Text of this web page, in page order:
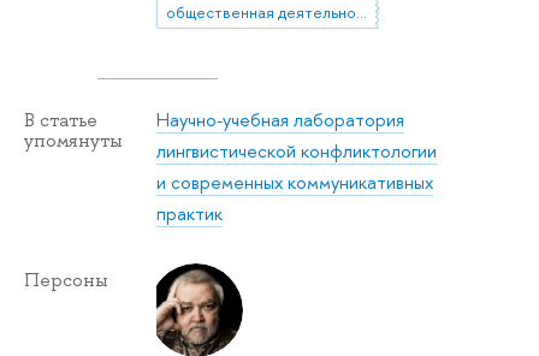
общественная деятельность
В статье
упомянуты
Научно-учебная лаборатория
лингвистической конфликтологии
и современных коммуникативных
практик
Персоны